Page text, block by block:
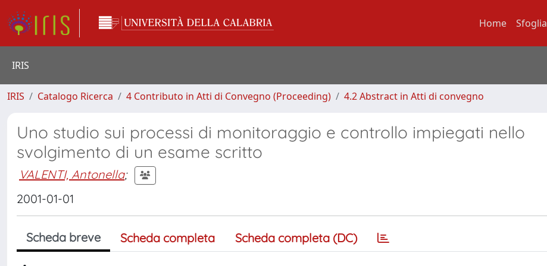
Home Sfoglia
IRIS
IRIS Catalogo Ricerca 4 Contributo in Atti di Convegno (Proceeding) 4.2 Abstract in Atti di convegno
Uno studio sui processi di monitoraggio e controllo impiegati nello
svolgimento di un esame scritto
VALENTI, Antonella;
2001-01-01
Scheda breve Scheda completa Scheda completa (DC)